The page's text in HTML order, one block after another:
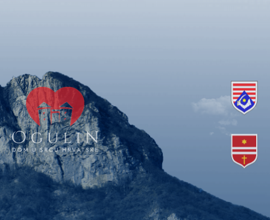
Copyright © 2018. Grad Ogulin, sva prava pridržana.